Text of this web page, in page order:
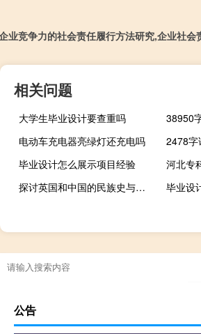
业竞争力的社会责任履行方法研究,企业社会
相关问题
大学生毕业设计要查重吗
电动车充电器亮绿灯还充电吗
毕业设计怎么展示项目经验
河北专
探讨英国和中国的民族史与世界史的新趋势,英国近代史
毕业设
公告